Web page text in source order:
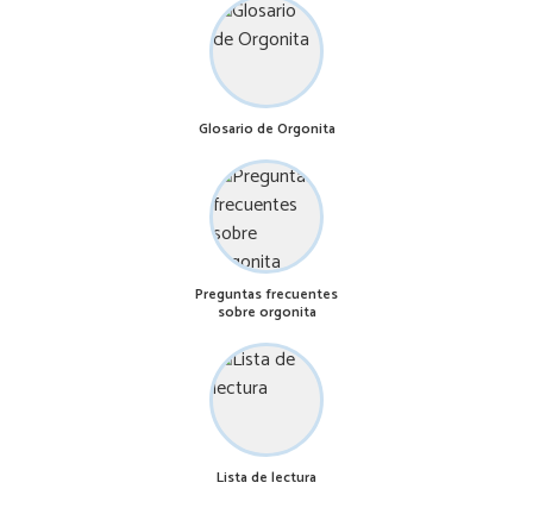
Glosario de Orgonita
Preguntas frecuentes
sobre orgonita
Lista de lectura